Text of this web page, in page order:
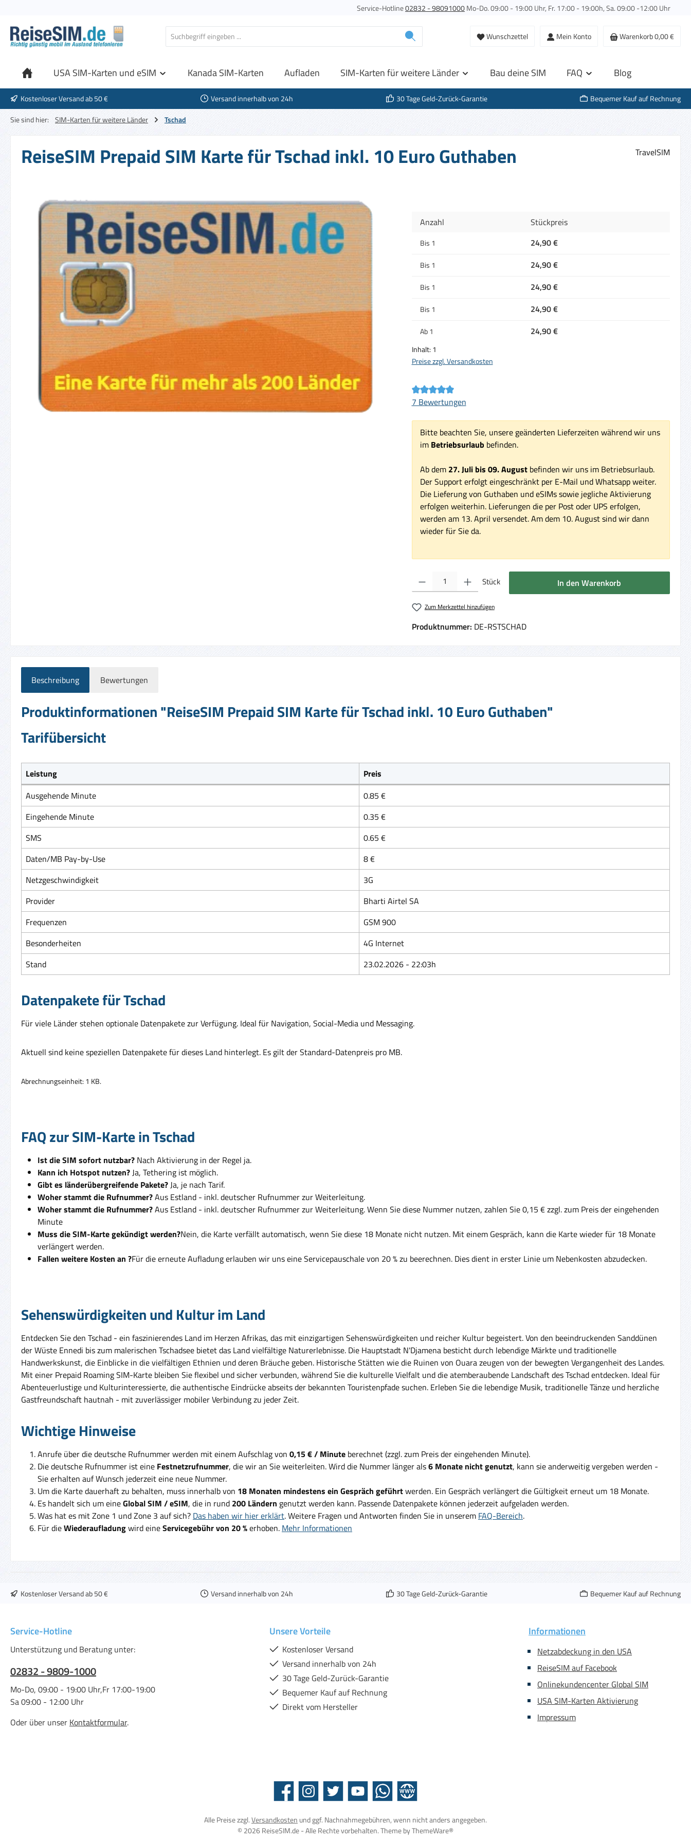
Service-Hotline02832 - 98091000Mo-Do. 09:00 - 19:00 Uhr, Fr. 17:00 - 19:00h, Sa. 09:00 -12:00 Uhr
Wunschzettel Mein Konto Warenkorb0,00 €
USA SIM-Karten und eSIM Kanada SIM-Karten Aufladen SIM-Karten für weitere Länder Bau deine SIM FAQ Blog
Kostenloser Versand ab 50 € Versand innerhalb von 24h 30 Tage Geld-Zurück-Garantie
Bequemer Kauf auf Rechnung
Sie sind hier:
SIM-Karten für weitere Länder Tschad
ReiseSIM Prepaid SIM Karte für Tschad inkl. 10 Euro Guthaben TravelSIM
Bildergalerie überspringen
Anzahl
Stückpreis
Bis 1 24,90 €
Bis 1 24,90 €
Bis 1 24,90 €
Bis 1 24,90 €
Ab1 24,90 €
Inhalt: 1
Preise zzgl. Versandkosten
Durchschnittliche Bewertung von 5 von 5 Sternen
7 Bewertungen
Bitte beachten Sie, unsere geänderten Lieferzeiten während wir uns
im Betriebsurlaub befinden.
Ab dem 27. Juli bis 09. Augustbefinden wir uns im Betriebsurlaub.
Der Support erfolgt eingeschränkt per E-Mail und Whatsapp weiter.
Die Lieferung von Guthaben und eSIMs sowie jegliche Aktivierung
erfolgen weiterhin. Lieferungen die per Post oder UPS erfolgen,
werden am 13. April versendet. Am dem 10. August sind wir dann
wieder für Sie da.
Produkt Anzahl: Gib den gewünschten Wert ein oder benutze die Schaltflächen um die
Stück In den Warenkorb
Zum Merkzettel hinzufügen
Produktnummer: DE-RSTSCHAD
Beschreibung Bewertungen
Produktinformationen "ReiseSIM Prepaid SIM Karte für Tschad inkl. 10 Euro Guthaben"
Tarifübersicht
Leistung
Preis
Ausgehende Minute
0.85 €
Eingehende Minute
0.35 €
SMS
0.65 €
Daten/MB Pay-by-Use
8 €
Netzgeschwindigkeit
3G
Provider
Bharti Airtel SA
Frequenzen
GSM 900
Besonderheiten
4G Internet
Stand
23.02.2026 - 22:03h
Datenpakete für Tschad
Für viele Länder stehen optionale Datenpakete zur Verfügung. Ideal für Navigation, Social-Media und Messaging.
Aktuell sind keine speziellen Datenpakete für dieses Land hinterlegt. Es gilt der Standard-Datenpreis pro MB.
Abrechnungseinheit: 1 KB.
FAQ zur SIM-Karte in Tschad
Ist die SIM sofort nutzbar? Nach Aktivierung in der Regel ja.
Kann ich Hotspot nutzen? Ja, Tethering ist möglich.
Gibt es länderübergreifende Pakete? Ja, je nach Tarif.
Woher stammt die Rufnummer?Aus Estland - inkl. deutscher Rufnummer zur Weiterleitung.
Woher stammt die Rufnummer?Aus Estland - inkl. deutscher Rufnummer zur Weiterleitung. Wenn Sie diese Nummer nutzen, zahlen Sie 0,15 € zzgl. zum Preis der eingehenden
Minute
Muss die SIM-Karte gekündigt werden?Nein, die Karte verfällt automatisch, wenn Sie diese 18 Monate nicht nutzen. Mit einem Gespräch, kann die Karte wieder für 18 Monate
verlängert werden.
Fallen weitere Kosten an ?Für die erneute Aufladung erlauben wir uns eine Servicepauschale von 20 % zu beerechnen. Dies dient in erster Linie um Nebenkosten abzudecken.
Sehenswürdigkeiten und Kultur im Land
Entdecken Sie den Tschad - ein faszinierendes Land im Herzen Afrikas, das mit einzigartigen Sehenswürdigkeiten und reicher Kultur begeistert. Von den beeindruckenden Sanddünen
der Wüste Ennedi bis zum malerischen Tschadsee bietet das Land vielfältige Naturerlebnisse. Die Hauptstadt N'Djamena besticht durch lebendige Märkte und traditionelle
Handwerkskunst, die Einblicke in die vielfältigen Ethnien und deren Bräuche geben. Historische Stätten wie die Ruinen von Ouara zeugen von der bewegten Vergangenheit des Landes.
Mit einer Prepaid Roaming SIM-Karte bleiben Sie flexibel und sicher verbunden, während Sie die kulturelle Vielfalt und die atemberaubende Landschaft des Tschad entdecken. Ideal für
Abenteuerlustige und Kulturinteressierte, die authentische Eindrücke abseits der bekannten Touristenpfade suchen. Erleben Sie die lebendige Musik, traditionelle Tänze und herzliche
Gastfreundschaft hautnah - mit zuverlässiger mobiler Verbindung zu jeder Zeit.
Wichtige Hinweise
Anrufe über die deutsche Rufnummer werden mit einem Aufschlag von 0,15 € / Minute berechnet (zzgl. zum Preis der eingehenden Minute).
Die deutsche Rufnummer ist eine Festnetzrufnummer, die wir an Sie weiterleiten. Wird die Nummer länger als6 Monate nicht genutzt, kann sie anderweitig vergeben werden -
Sie erhalten auf Wunsch jederzeit eine neue Nummer.
Um die Karte dauerhaft zu behalten, muss innerhalb von 18 Monaten mindestens ein Gespräch geführtwerden. Ein Gespräch verlängert die Gültigkeit erneut um 18 Monate.
Es handelt sich um eineGlobal SIM / eSIM, die in rund 200 Ländern genutzt werden kann. Passende Datenpakete können jederzeit aufgeladen werden.
Was hat es mit Zone 1 und Zone 3 auf sich? Das haben wir hier erklärt. Weitere Fragen und Antworten finden Sie in unserem FAQ-Bereich.
Für dieWiederaufladungwird eineServicegebühr von 20 %erhoben. Mehr Informationen
Kostenloser Versand ab 50 € Versand innerhalb von 24h 30 Tage Geld-Zurück-Garantie Bequemer Kauf auf Rechnung
Service-Hotline
Unterstützung und Beratung unter:
02832 - 9809-1000
Mo-Do, 09:00 - 19:00 Uhr,Fr 17:00-19:00
Sa 09:00 - 12:00 Uhr
Oder über unser Kontaktformular.
Unsere Vorteile
Kostenloser Versand
Versand innerhalb von 24h
30 Tage Geld-Zurück-Garantie
Bequemer Kauf auf Rechnung
Direkt vom Hersteller
Informationen
Netzabdeckung in den USA
ReiseSIM auf Facebook
Onlinekundencenter Global SIM
USA SIM-Karten Aktivierung
Impressum
Facebook Instagram Twitter YouTube WhatsAppWebsite
Alle Preise zzgl.Versandkosten und ggf. Nachnahmegebühren, wenn nicht anders angegeben.
© 2026 ReiseSIM.de - Alle Rechte vorbehalten. Theme byThemeWare®